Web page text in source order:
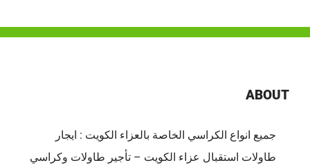
ABOUT
جميع انواع الكراسي الخاصة بالعزاء الكويت : ايجار
طاولات استقبال عزاء الكويت – تأجير طاولات وكراسي